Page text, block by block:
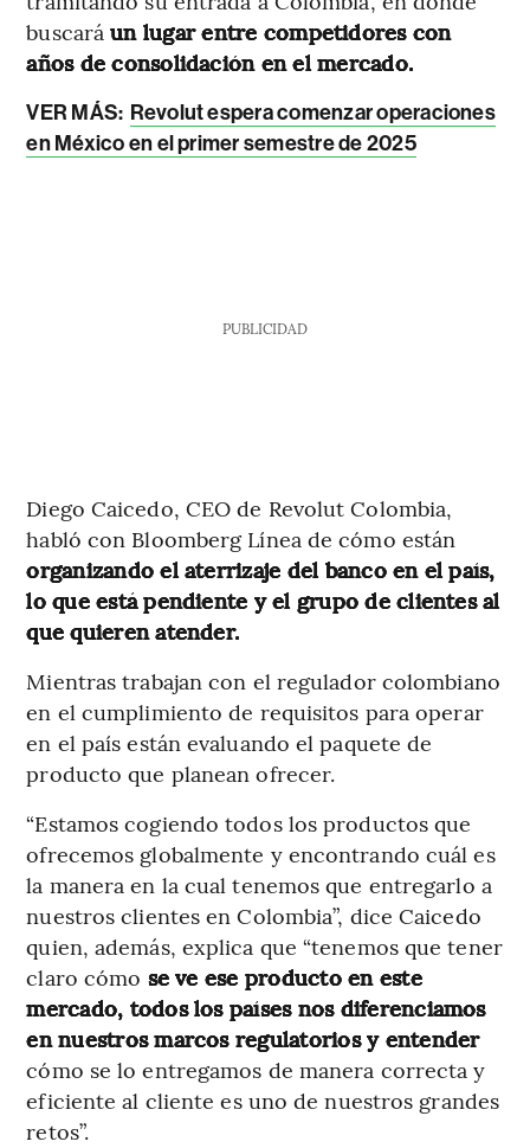
buscaráun lugar entre competidores con
años de consolidación en el mercado.
VER MÁS: Revolut espera comenzar operaciones
en México en el primer semestre de 2025
PUBLICIDAD
Diego Caicedo, CEO de Revolut Colombia,
habló con Bloomberg Línea de cómo están
organizando el aterrizaje del banco en el país,
lo que está pendiente y el grupo de clientes al
que quieren atender.
Mientras trabajan con el regulador colombiano
en el cumplimiento de requisitos para operar
en el país están evaluando el paquete de
producto que planean ofrecer.
“Estamos cogiendo todos los productos que
ofrecemos globalmente y encontrando cuál es
la manera en la cual tenemos que entregarlo a
nuestros clientes en Colombia”, dice Caicedo
quien, además, explica que “tenemos que tener
claro cómo se ve ese producto en este
mercado, todos los países nos diferenciamos
en nuestros marcos regulatorios y entender
cómo se lo entregamos de manera correcta y
eficiente al cliente es uno de nuestros grandes
retos”.